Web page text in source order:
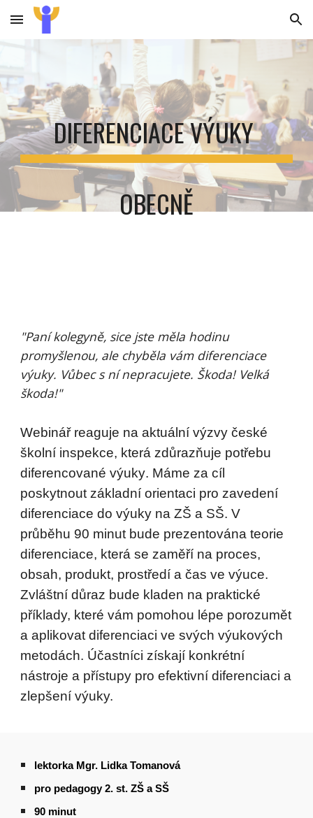
Skip to main content Skip to navigation
DIFERENCIACE VÝUKY
OBECNĚ
"Paní kolegyně, sice jste měla hodinu
promyšlenou, ale chyběla vám diferenciace
výuky. Vůbec s ní nepracujete. Škoda! Velká
škoda!"
Webinář reaguje na aktuální výzvy české
školní inspekce, která zdůrazňuje potřebu
diferencované výuky. Máme za cíl
poskytnout základní orientaci pro zavedení
diferenciace do výuky na ZŠ a SŠ. V
průběhu 90 minut bude prezentována teorie
diferenciace, která se zaměří na proces,
obsah, produkt, prostředí a čas ve výuce.
Zvláštní důraz bude kladen na praktické
příklady, které vám pomohou lépe porozumět
a aplikovat diferenciaci ve svých výukových
metodách. Účastníci získají konkrétní
nástroje a přístupy pro efektivní diferenciaci a
zlepšení výuky.
lektorka Mgr. Lidka Tomanová
pro pedagogy 2. st. ZŠ a SŠ
90 minut